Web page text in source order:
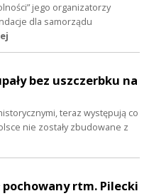
jego organizatorzy
dla samorządu
bez uszczerbku na
teraz występują co
nie zostały zbudowane z
pochowany rtm. Pilecki